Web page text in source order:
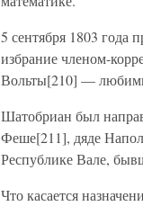
5 сентября 1803 года
избрание членом-
Вольты[210] —
Шатобриан был
Феше[211], дяде
Республике Вале,
Что касается